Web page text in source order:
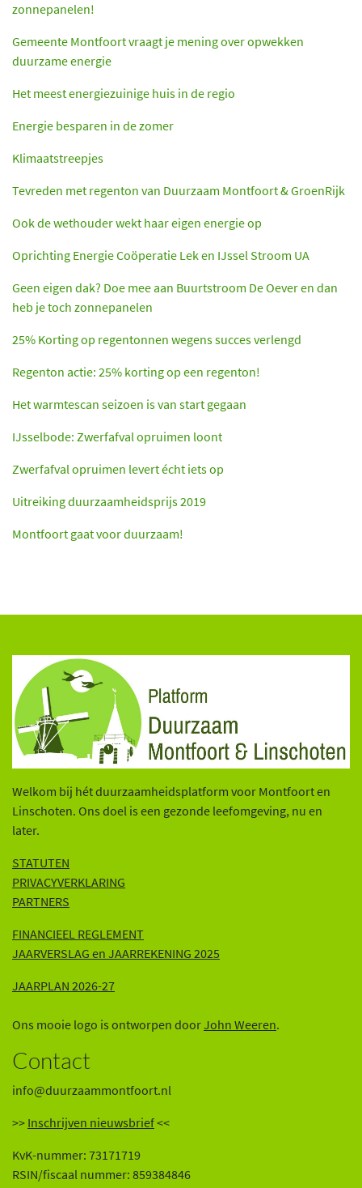
zonnepanelen!
Gemeente Montfoort vraagt je mening over opwekken
duurzame energie
Het meest energiezuinige huis in de regio
Energie besparen in de zomer
Klimaatstreepjes
Tevreden met regenton van Duurzaam Montfoort & GroenRijk
Ook de wethouder wekt haar eigen energie op
Oprichting Energie Coöperatie Lek en IJssel Stroom UA
Geen eigen dak? Doe mee aan Buurtstroom De Oever en dan
heb je toch zonnepanelen
25% Korting op regentonnen wegens succes verlengd
Regenton actie: 25% korting op een regenton!
Het warmtescan seizoen is van start gegaan
IJsselbode: Zwerfafval opruimen loont
Zwerfafval opruimen levert écht iets op
Uitreiking duurzaamheidsprijs 2019
Montfoort gaat voor duurzaam!
Welkom bij hét duurzaamheidsplatform voor Montfoort en
Linschoten. Ons doel is een gezonde leefomgeving, nu en
later.
STATUTEN
PRIVACYVERKLARING
PARTNERS
FINANCIEEL REGLEMENT
JAARVERSLAG en JAARREKENING 2025
JAARPLAN 2026-27
Ons mooie logo is ontworpen doorJohn Weeren.
Contact
info@duurzaammontfoort.nl
>> Inschrijven nieuwsbrief<<
KvK-nummer: 73171719
RSIN/fiscaal nummer: 859384846